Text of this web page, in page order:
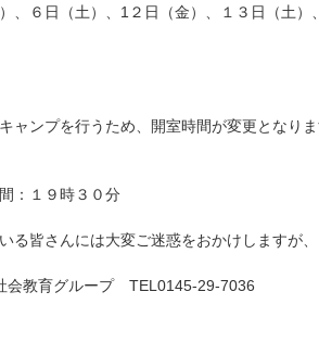
、６日（土）、1２日（金）、１３日（土
ャンプを行うため、開室時間が変更となり
：１９時３０分
る皆さんには大変ご迷惑をおかけしますが
会教育グループ TEL0145-29-7036